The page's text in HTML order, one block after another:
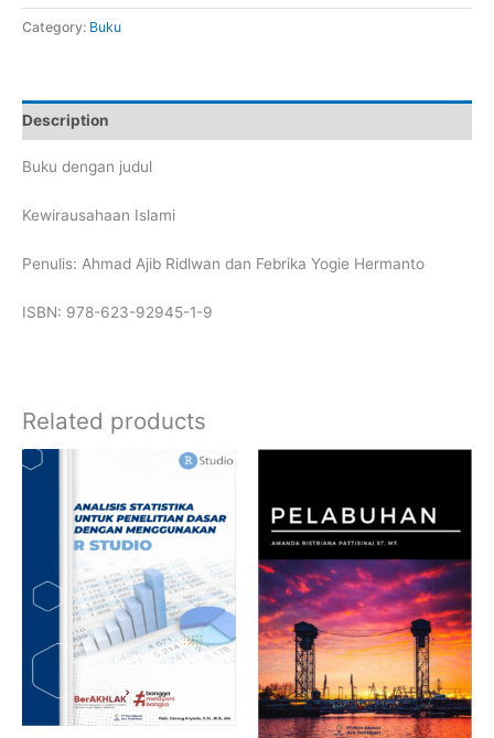
quantity
Category: Buku
Description
Buku dengan judul
Kewirausahaan Islami
Penulis: Ahmad Ajib Ridlwan dan Febrika Yogie Hermanto
ISBN: 978-623-92945-1-9
Related products